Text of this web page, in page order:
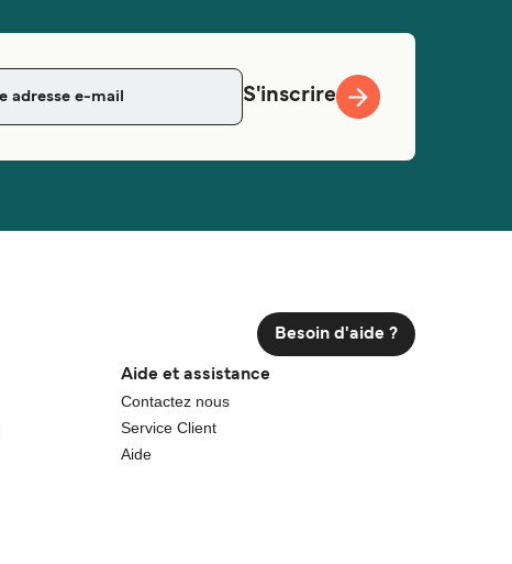
S'inscrire
Besoin d'aide ?
Aide et assistance
Contactez nous
Service Client
Aide